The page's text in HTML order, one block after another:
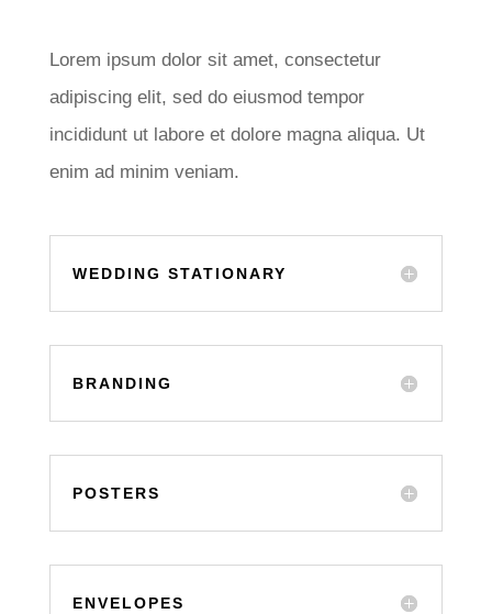
Lorem ipsum dolor sit amet, consectetur
adipiscing elit, sed do eiusmod tempor
incididunt ut labore et dolore magna aliqua. Ut
enim ad minim veniam.
WEDDING STATIONARY
BRANDING
POSTERS
ENVELOPES